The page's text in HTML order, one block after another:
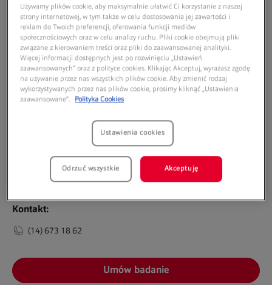
Galeria Tarnovia
ul. Krakowska 149
33-100 Tarnów
Godziny otwarcia:
Poniedziałek: 10:00
21:00
Wtorek:
10:00
10:00
21:00
10:00
21:00
10:00
21:00
10:00
Niedziela handlowa:
10:00 20:00
Kontakt:
(14) 673 18 62
Umów badanie
Używamy plików cookie, aby maksymalnie ułatwić Ci korzystanie z naszej
strony internetowej, w tym także w celu dostosowania jej zawartości i
reklam do Twoich preferencji, oferowania funkcji mediów
społecznościowych oraz w celu analizy ruchu. Pliki cookie obejmują pliki
związane z kierowaniem treści oraz pliki do zaawansowanej analityki.
Więcej informacji dostępnych jest po rozwinięciu „Ustawień
zaawansowanych” oraz z polityce cookies. Klikając Akceptuj, wyrażasz zgodę
na używanie przez nas wszystkich plików cookie. Aby zmienić rodzaj
wykorzystywanych przez nas plików cookie, prosimy kliknąć „Ustawienia
zaawansowane”.
Polityka Cookies
Ustawienia cookies
Odrzuć wszystkie Akceptuję